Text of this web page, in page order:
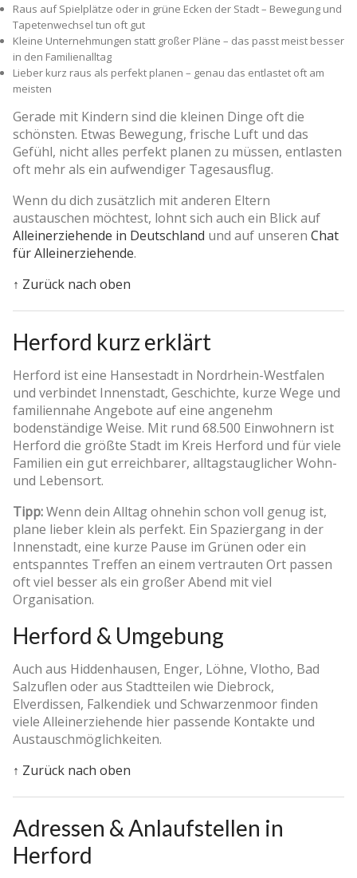
Raus auf Spielplätze oder in grüne Ecken der Stadt – Bewegung und
Tapetenwechsel tun oft gut
Kleine Unternehmungen statt großer Pläne – das passt meist besser
in den Familienalltag
Lieber kurz raus als perfekt planen – genau das entlastet oft am
meisten
Gerade mit Kindern sind die kleinen Dinge oft die
schönsten. Etwas Bewegung, frische Luft und das
Gefühl, nicht alles perfekt planen zu müssen, entlasten
oft mehr als ein aufwendiger Tagesausflug.
Wenn du dich zusätzlich mit anderen Eltern
austauschen möchtest, lohnt sich auch ein Blick auf
Alleinerziehende in Deutschland und auf unseren Chat
für Alleinerziehende.
↑ Zurück nach oben
Herford kurz erklärt
Herford ist eine Hansestadt in Nordrhein-Westfalen
und verbindet Innenstadt, Geschichte, kurze Wege und
familiennahe Angebote auf eine angenehm
bodenständige Weise. Mit rund 68.500 Einwohnern ist
Herford die größte Stadt im Kreis Herford und für viele
Familien ein gut erreichbarer, alltagstauglicher Wohn-
und Lebensort.
Tipp:Wenn dein Alltag ohnehin schon voll genug ist,
plane lieber klein als perfekt. Ein Spaziergang in der
Innenstadt, eine kurze Pause im Grünen oder ein
entspanntes Treffen an einem vertrauten Ort passen
oft viel besser als ein großer Abend mit viel
Organisation.
Herford & Umgebung
Auch aus Hiddenhausen, Enger, Löhne, Vlotho, Bad
Salzuflen oder aus Stadtteilen wie Diebrock,
Elverdissen, Falkendiek und Schwarzenmoor finden
viele Alleinerziehende hier passende Kontakte und
Austauschmöglichkeiten.
↑ Zurück nach oben
Adressen & Anlaufstellen in
Herford